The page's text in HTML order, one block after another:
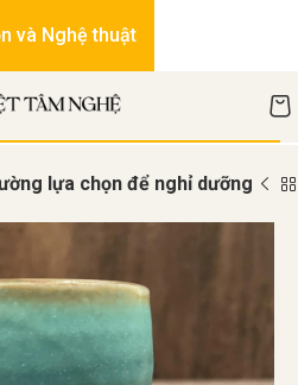
lựa chọn để nghỉ dưỡng
và Nghệ thuật